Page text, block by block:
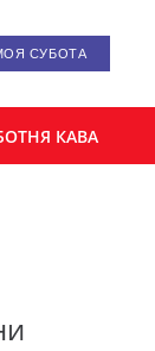
СУБОТА
КАВА